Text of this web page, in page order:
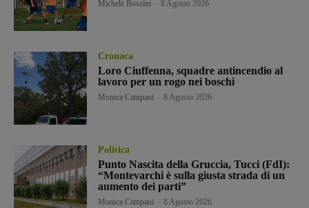
Michele Bossini 8 Agosto 2026
Cronaca
Loro Ciuffenna, squadre antincendio al
lavoro per un rogo nei boschi
Monica Campani 8 Agosto 2026
Politica
Punto Nascita della Gruccia, Tucci (FdI):
“Montevarchi è sulla giusta strada di un
aumento dei parti”
Monica Campani 8 Agosto 2026